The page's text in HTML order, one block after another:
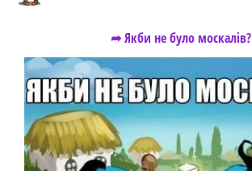
➦ Якби не було москалів?